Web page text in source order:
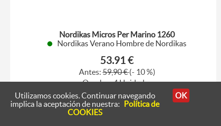
Nordikas Micros Per Marino 1260
Nordikas Verano Hombre de Nordikas
53.91 €
Antes:59,90 €(- 10 %)
Quedan: 4 Unidades
44
45
Utilizamos cookies. Continuar navegando
implica la aceptación de nuestra: Política de
COOKIES
OK